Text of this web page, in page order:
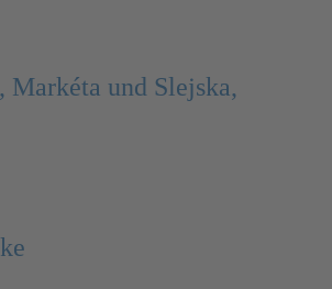
Markéta und Slejska,